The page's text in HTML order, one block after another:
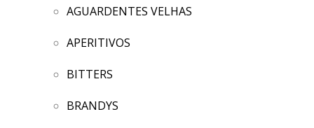
AGUARDENTES VELHAS
APERITIVOS
BITTERS
BRANDYS